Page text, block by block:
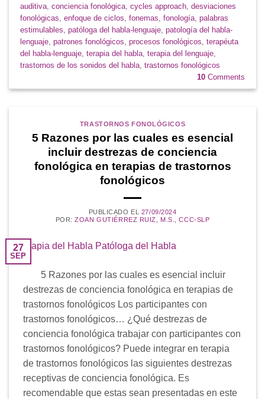
auditiva,conciencia fonológica,cycles approach,desviaciones
fonológicas,enfoque de ciclos,fonemas,fonología,palabras
estimulables,patóloga del habla-lenguaje,patología del habla-
lenguaje,patrones fonológicos,procesos fonológicos,terapéuta
del habla-lenguaje,terapia del habla,terapia del lenguaje,
trastornos de los sonidos del habla,trastornos fonológicos
10Comments
TRASTORNOS FONOLÓGICOS
5 Razones por las cuales es esencial
incluir destrezas de conciencia
fonológica en terapias de trastornos
fonológicos
PUBLICADO EL 27/09/2024
POR:ZOAN GUTIÉRREZ RUIZ, M.S., CCC-SLP
27
SEP
5 Razones por las cuales es esencial incluir
destrezas de conciencia fonológica en terapias de
trastornos fonológicos Los participantes con
trastornos fonológicos… ¿Qué destrezas de
conciencia fonológica trabajar con participantes con
trastornos fonológicos? Puede integrar en terapia
de trastornos fonológicos las siguientes destrezas
receptivas de conciencia fonológica. Es
recomendable que estas sean presentadas en este